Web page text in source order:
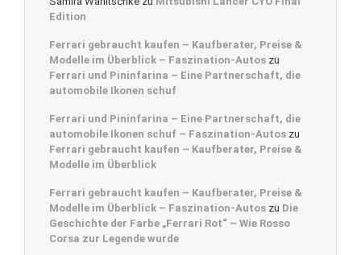
Edition
Ferrari gebraucht kaufen – Kaufberater, Preise &
Modelle im Überblick – Faszination-Autos zu
Ferrari und Pininfarina – Eine Partnerschaft, die
automobile Ikonen schuf
Ferrari und Pininfarina – Eine Partnerschaft, die
automobile Ikonen schuf – Faszination-Autos zu
Ferrari gebraucht kaufen – Kaufberater, Preise &
Modelle im Überblick
Ferrari gebraucht kaufen – Kaufberater, Preise &
Modelle im Überblick – Faszination-Autos zu Die
Geschichte der Farbe „Ferrari Rot“ – Wie Rosso
Corsa zur Legende wurde